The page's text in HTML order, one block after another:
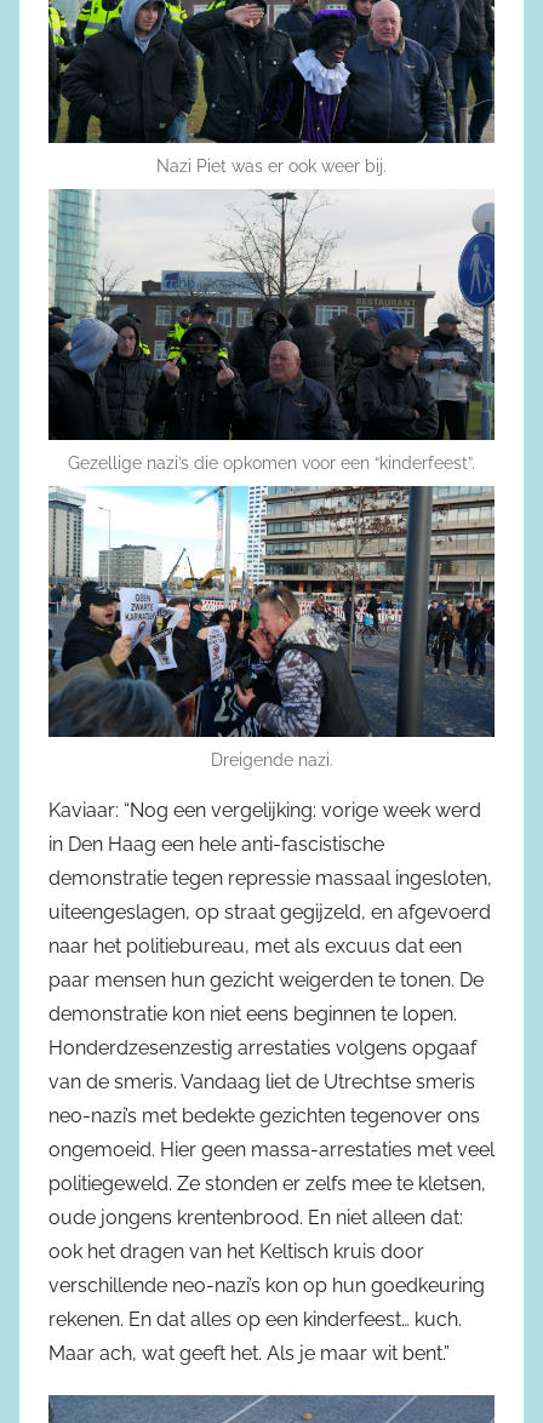
Nazi Piet was er ook weer bij.
Gezellige nazi’s die opkomen voor een “kinderfeest”.
Dreigende nazi.
Kaviaar: “Nog een vergelijking: vorige week werd
in Den Haag een hele anti-fascistische
demonstratie tegen repressie massaal ingesloten,
uiteengeslagen, op straat gegijzeld, en afgevoerd
naar het politiebureau, met als excuus dat een
paar mensen hun gezicht weigerden te tonen. De
demonstratie kon niet eens beginnen te lopen.
Honderdzesenzestig arrestaties volgens opgaaf
van de smeris. Vandaag liet de Utrechtse smeris
neo-nazi’s met bedekte gezichten tegenover ons
ongemoeid. Hier geen massa-arrestaties met veel
politiegeweld. Ze stonden er zelfs mee te kletsen,
oude jongens krentenbrood. En niet alleen dat:
ook het dragen van het Keltisch kruis door
verschillende neo-nazi’s kon op hun goedkeuring
rekenen. En dat alles op een kinderfeest… kuch.
Maar ach, wat geeft het. Als je maar wit bent.”